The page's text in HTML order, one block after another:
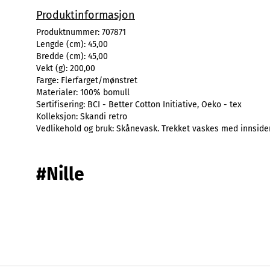
Produktinformasjon
Produktnummer: 707871
Lengde (cm): 45,00
Bredde (cm): 45,00
Vekt (g): 200,00
Farge: Flerfarget/mønstret
Materialer: 100% bomull
Sertifisering: BCI - Better Cotton Initiative, Oeko - tex
Kolleksjon: Skandi retro
Vedlikehold og bruk: Skånevask. Trekket vaskes med
#Nille